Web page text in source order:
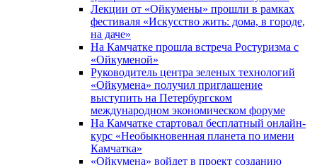
Лекции от «Ойкумены» прошли в рамках
фестиваля «Искусство жить: дома, в городе,
на даче»
На Камчатке прошла встреча Ростуризма с
«Ойкуменой»
Руководитель центра зеленых технологий
«Ойкумена» получил приглашение
выступить на Петербургском
международном экономическом форуме
На Камчатке стартовал бесплатный онлайн-
курс «Необыкновенная планета по имени
Камчатка»
«Ойкумена» войдет в проект созданию